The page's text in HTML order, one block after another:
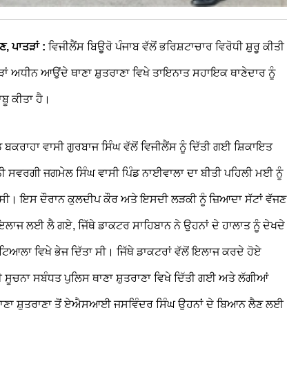
ਪਾਤੜਾਂ : ਵਿਜੀਲੈਂਸ ਬਿਊਰੋ ਪੰਜਾਬ ਵੱਲੋਂ ਭਰਿਸ਼ਟਾਚਾਰ ਵਿਰੋਧੀ ਸ਼ੁਰੂ ਕੀਤੀ
ਅਧੀਨ ਆਉਂਦੇ ਥਾਣਾ ਸ਼ੁਤਰਾਣਾ ਵਿਖੇ ਤਾਇਨਾਤ ਸਹਾਇਕ ਥਾਣੇਦਾਰ ਨੂੰ
ਕੀਤਾ ਹੈ।
ਵਾਸੀ ਗੁਰਬਾਜ ਸਿੰਘ ਵੱਲੋਂ ਵਿਜੀਲੈਂਸ ਨੂੰ ਦਿੱਤੀ ਗਈ ਸ਼ਿਕਾਇਤ
ਜਗਮੇਲ ਸਿੰਘ ਵਾਸੀ ਪਿੰਡ ਨਾਈਵਾਲਾ ਦਾ ਬੀਤੀ ਪਹਿਲੀ ਮਈ ਨੂੰ
ਇਸ ਦੌਰਾਨ ਕੁਲਦੀਪ ਕੌਰ ਅਤੇ ਇਸਦੀ ਲੜਕੀ ਨੂੰ ਜ਼ਿਆਦਾ ਸੱਟਾਂ ਵੱਜਣ
ਲਈ ਲੈ ਗਏ, ਜਿੱਥੇ ਡਾਕਟਰ ਸਾਹਿਬਾਨ ਨੇ ਉਹਨਾਂ ਦੇ ਹਾਲਾਤ ਨੂੰ ਦੇਖਦੇ
ਵਿਖੇ ਭੇਜ ਦਿੱਤਾ ਸੀ। ਜਿੱਥੇ ਡਾਕਟਰਾਂ ਵੱਲੋਂ ਇਲਾਜ ਕਰਦੇ ਹੋਏ
ਸਬੰਧਤ ਪੁਲਿਸ ਥਾਣਾ ਸ਼ੁਤਰਾਣਾ ਵਿਖੇ ਦਿੱਤੀ ਗਈ ਅਤੇ ਲੱਗੀਆਂ
ਸ਼ੁਤਰਾਣਾ ਤੋਂ ਏਐਸਆਈ ਜਸਵਿੰਦਰ ਸਿੰਘ ਉਹਨਾਂ ਦੇ ਬਿਆਨ ਲੈਣ ਲਈ